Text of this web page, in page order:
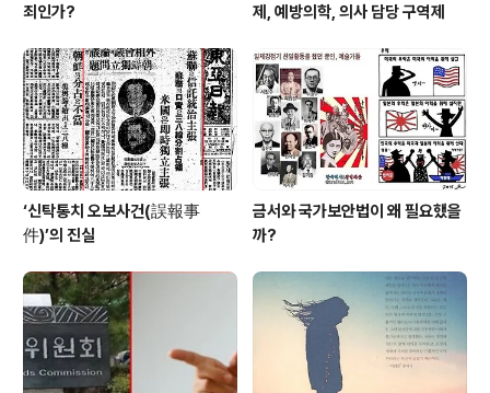
죄인가?
제, 예방의학, 의사 담당 구역제
‘신탁통치 오보사건(誤報事
件)’의 진실
금서와 국가보안법이 왜 필요했을
까?